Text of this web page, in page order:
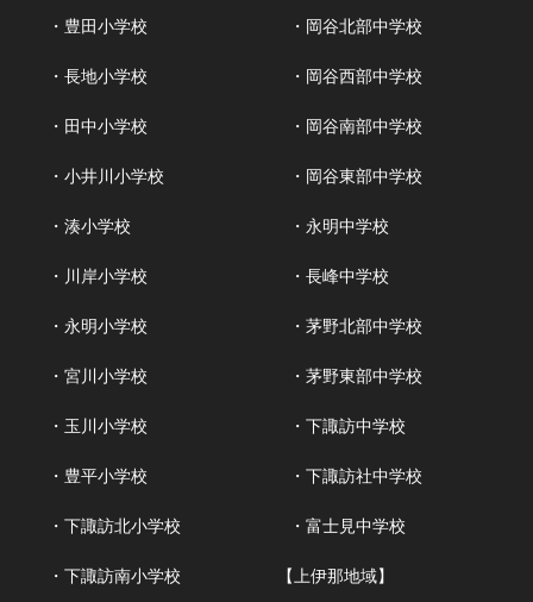
・豊田小学校
・長地小学校
・田中小学校
・小井川小学校
・湊小学校
・川岸小学校
・永明小学校
・宮川小学校
・玉川小学校
・豊平小学校
・下諏訪北小学校
・下諏訪南小学校
・岡谷北部中学校
・岡谷西部中学校
・岡谷南部中学校
・岡谷東部中学校
・永明中学校
・長峰中学校
・茅野北部中学校
・茅野東部中学校
・下諏訪中学校
・下諏訪社中学校
・富士見中学校
【上伊那地域】